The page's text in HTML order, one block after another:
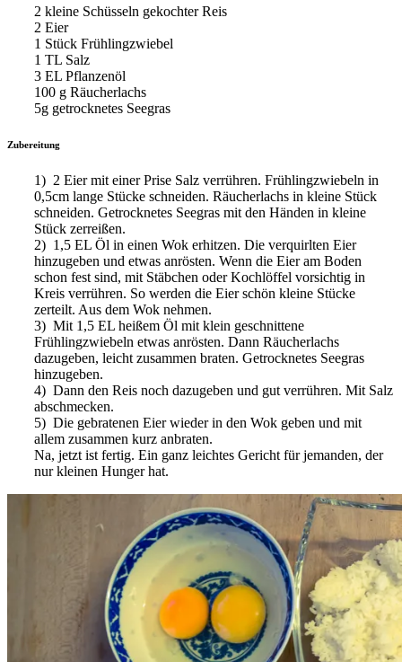
2 kleine Schüsseln gekochter Reis
2 Eier
1 Stück Frühlingzwiebel
1 TL Salz
3 EL Pflanzenöl
100 g Räucherlachs
5g getrocknetes Seegras
Zubereitung
1) 2 Eier mit einer Prise Salz verrühren. Frühlingzwiebeln in
0,5cm lange Stücke schneiden. Räucherlachs in kleine Stück
schneiden. Getrocknetes Seegras mit den Händen in kleine
Stück zerreißen.
2) 1,5 EL Öl in einen Wok erhitzen. Die verquirlten Eier
hinzugeben und etwas anrösten. Wenn die Eier am Boden
schon fest sind, mit Stäbchen oder Kochlöffel vorsichtig in
Kreis verrühren. So werden die Eier schön kleine Stücke
zerteilt. Aus dem Wok nehmen.
3) Mit 1,5 EL heißem Öl mit klein geschnittene
Frühlingzwiebeln etwas anrösten. Dann Räucherlachs
dazugeben, leicht zusammen braten. Getrocknetes Seegras
hinzugeben.
4) Dann den Reis noch dazugeben und gut verrühren. Mit Salz
abschmecken.
5) Die gebratenen Eier wieder in den Wok geben und mit
allem zusammen kurz anbraten.
Na, jetzt ist fertig. Ein ganz leichtes Gericht für jemanden, der
nur kleinen Hunger hat.